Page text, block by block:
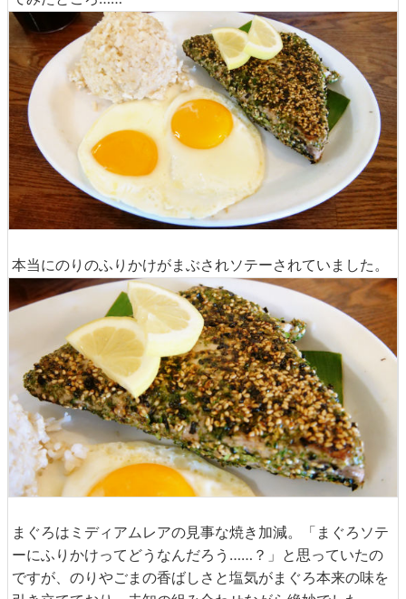
本当にのりのふりかけがまぶされソテーされていました。
まぐろはミディアムレアの見事な焼き加減。「まぐろソテ
ーにふりかけってどうなんだろう……？」と思っていたの
ですが、のりやごまの香ばしさと塩気がまぐろ本来の味を